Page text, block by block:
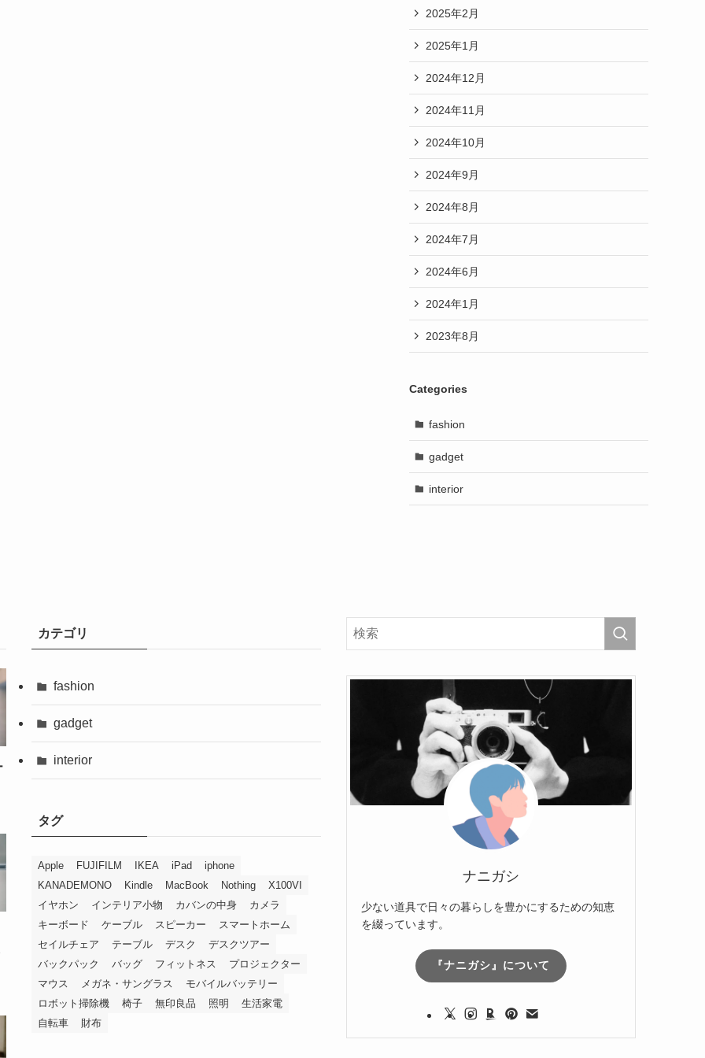
2025年2月
2025年1月
2024年12月
2024年11月
2024年10月
2024年9月
2024年8月
2024年7月
2024年6月
2024年1月
2023年8月
Categories
fashion
gadget
interior
カテゴリ
fashion
gadget
interior
タグ
Apple FUJIFILM IKEA iPad
iphone
KANADEMONO
Kindle MacBook Nothing
X100VI
イヤホン
インテリア小物 カバンの中身
カメラ
キーボード
ケーブル スピーカー
スマートホーム
セイルチェア
テーブル デスク
デスクツアー
バックパック
バッグ フィットネス
プロジェクター
マウス
メガネ・サングラス
モバイルバッテリー
ロボット掃除機
椅子 無印良品 照明
生活家電
自転車
財布
ナニガシ
少ない道具で日々の暮らしを豊かにするための知恵
を綴っています。
『ナニガシ』について